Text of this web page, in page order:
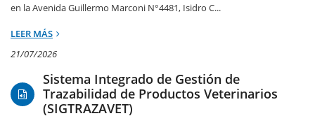
en la Avenida Guillermo Marconi N°4481, Isidro C...
LEER MÁS
21/07/2026
Sistema Integrado de Gestión de
Trazabilidad de Productos Veterinarios
(SIGTRAZAVET)